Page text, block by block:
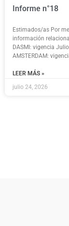
Informe n°18
Estimados/as Por
información
DASMI: vigencia
AMSTERDAM:
LEER MÁS »
julio 24, 2026